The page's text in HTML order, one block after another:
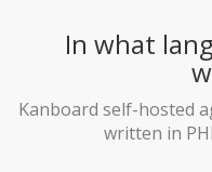
In what
Kanboard self-hosted
written in